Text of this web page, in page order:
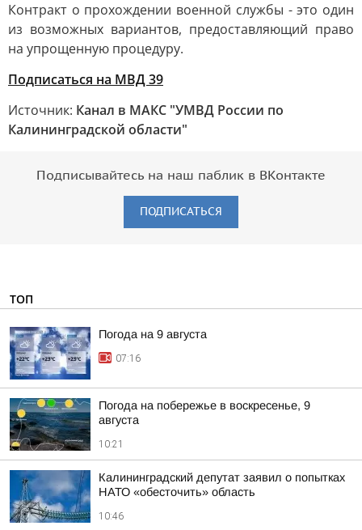
Контракт о прохождении военной службы - это один
из возможных вариантов, предоставляющий право
на упрощенную процедуру.
Подписаться на МВД 39
Источник: Канал в МАКС "УМВД России по
Калининградской области"
Подписывайтесь на наш паблик в ВКонтакте
ПОДПИСАТЬСЯ
ТОП
Погода на 9 августа
07:16
Погода на побережье в воскресенье, 9
августа
10:21
Калининградский депутат заявил о попытках
НАТО «обесточить» область
10:46